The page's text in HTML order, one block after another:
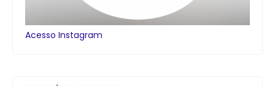
Acesso Instagram